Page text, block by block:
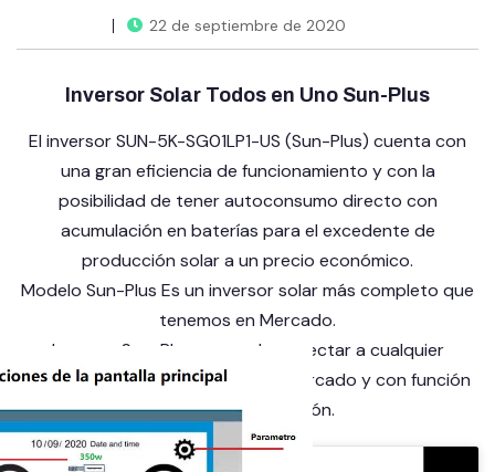
22 de septiembre de 2020
Inversor Solar Todos en Uno Sun-Plus
El inversorSUN-5K-SG01LP1-US (Sun-Plus) cuenta con
una gran eficiencia de funcionamiento y con la
posibilidad de tener autoconsumo directo con
acumulación en baterías para el excedente de
producción solar a un precio económico.
Modelo Sun-Plus Es un inversor solar más completo que
tenemos en Mercado.
Inversor Sun-Plus
se puede conectar a cualquier
modelos de baterías de litio del mercado y con función
de Telecomunicación.